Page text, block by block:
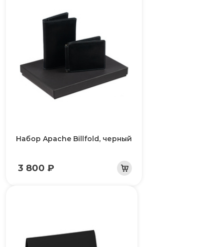
Набор Apache Billfold, черный
3 800 ₽